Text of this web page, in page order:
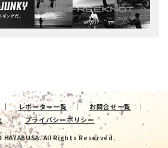
レポーター一覧
お問合せ一覧
プライバシーポリシー
All Rights Reserved.